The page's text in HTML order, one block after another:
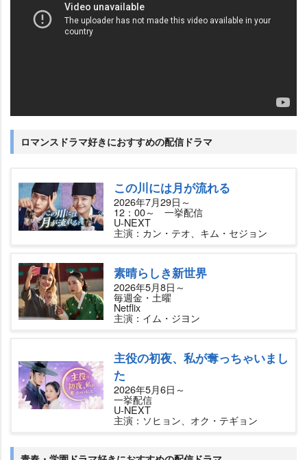
ロマンスドラマ好きにおすすめの配信ドラマ
この川には月が流れる
2026年7月29日～
12：00～ 一挙配信
U-NEXT
主演：カン・テオ、キム・セジョン
素晴らしき新世界
2026年5月8日～
毎週金・土曜
Netflix
主演：イム・ジヨン
主役の初夜、私が奪っちゃいまし
た
2026年5月6日～
一挙配信
U-NEXT
主演：ソヒョン、オク・テギョン